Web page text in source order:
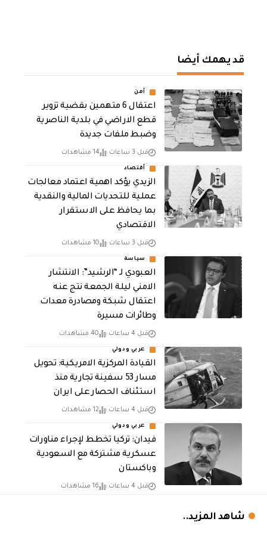
قد يهمك أيضا
أمن
اعتقال 6 متهمين بقضية تزوير
قطع الاراضي في بلدية الناصرية
وضبط ملفات جديدة
قبل 3 ساعات 14 مشاهدات
أقتصاد
الزيدي يؤكد اهمية اعتماد معالجات
عملية للتحديات المالية والنقدية
بما يحافظ على الاستقرار
الاقتصادي
قبل 3 ساعات 10 مشاهدات
سياسة
العبودي لـ “الرشيد”: الانتشار
الامني ليلة الجمعة نتج عنه
اعتقال شبكة ومصادرة معدات
وطائرات مسيرة
قبل 4 ساعات 40 مشاهدات
عربي ودولي
القيادة المركزية الامريكية: تحويل
مسار 53 سفينة تجارية منذ
استئناف الحصار على ايران
قبل 4 ساعات 12 مشاهدات
عربي ودولي
فيدان: تركيا تخطط لإجراء مناورات
عسكرية مشتركة مع السعودية
وباكستان
قبل 4 ساعات 16 مشاهدات
شاهد المزيد..